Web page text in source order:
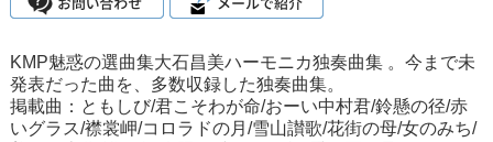
KMP魅惑の選曲集大石昌美ハーモニカ独奏曲集 。今まで未
発表だった曲を、多数収録した独奏曲集。
掲載曲：ともしび/君こそわが命/おーい中村君/鈴懸の径/赤
いグラス/襟裳岬/コロラドの月/雪山讃歌/花街の母/女のみち/